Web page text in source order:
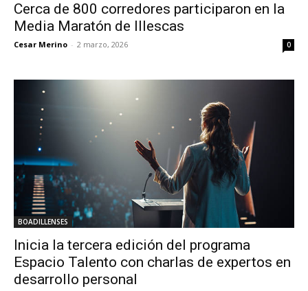
Cerca de 800 corredores participaron en la
Media Maratón de Illescas
Cesar Merino - 2 marzo, 2026 0
BOADILLENSES
Inicia la tercera edición del programa
Espacio Talento con charlas de expertos en
desarrollo personal